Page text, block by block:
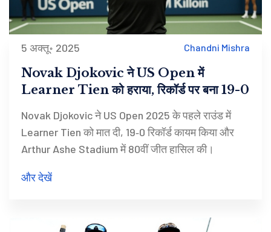
5 अक्तू॰ 2025 Chandni Mishra
Novak Djokovic ने US Open में
Learner Tien को हराया, रिकॉर्ड पर बना 19-0
Novak Djokovic ने US Open 2025 के पहले राउंड में
Learner Tien को मात दी, 19‑0 रिकॉर्ड कायम किया और
Arthur Ashe Stadium में 80वीं जीत हासिल की।
और देखें